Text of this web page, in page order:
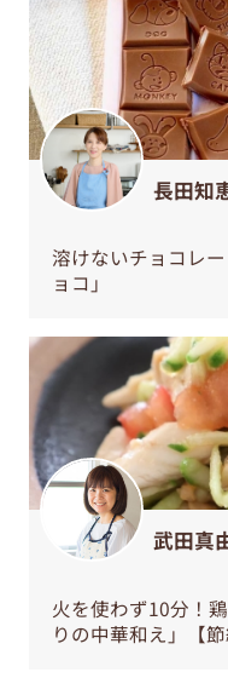
長田知
溶けないチョコレ
ョコ」
武田真
火を使わず10分！
りの中華和え」【節